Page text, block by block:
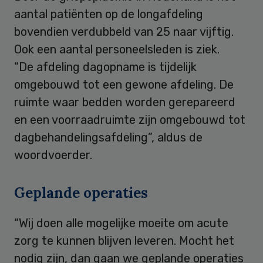
aantal patiënten op de longafdeling
bovendien verdubbeld van 25 naar vijftig.
Ook een aantal personeelsleden is ziek.
“De afdeling dagopname is tijdelijk
omgebouwd tot een gewone afdeling. De
ruimte waar bedden worden gerepareerd
en een voorraadruimte zijn omgebouwd tot
dagbehandelingsafdeling”, aldus de
woordvoerder.
Geplande operaties
“Wij doen alle mogelijke moeite om acute
zorg te kunnen blijven leveren. Mocht het
nodig zijn, dan gaan we geplande operaties